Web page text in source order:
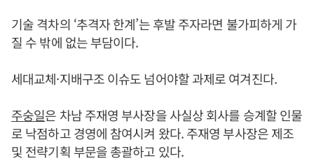
기술 격차의 ‘추격자 한계’는 후발 주자라면 불가피하게 가
질 수 밖에 없는 부담이다.
세대교체·지배구조 이슈도 넘어야할 과제로 여겨진다.
주숭일은 차남 주재영 부사장을 사실상 회사를 승계할 인물
로 낙점하고 경영에 참여시켜 왔다. 주재영 부사장은 제조
및 전략기획 부문을 총괄하고 있다.